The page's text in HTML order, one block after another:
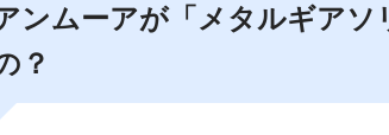
ンムーアが「メタルギアソ
？